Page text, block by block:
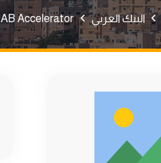
البنك العربي AB Accelerator